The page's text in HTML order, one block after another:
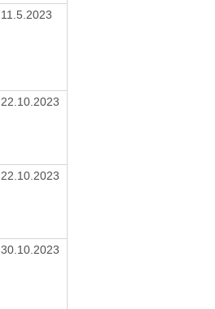
11.5.2023
22.10.2023
22.10.2023
30.10.2023